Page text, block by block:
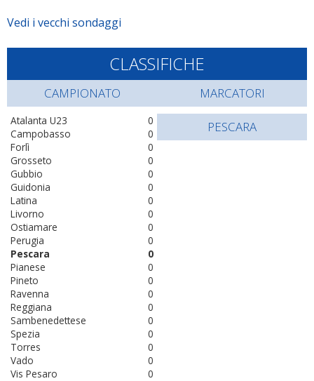
Vedi i vecchi sondaggi
CLASSIFICHE
CAMPIONATO
0
Atalanta U23
0
Campobasso
0
Forlì
0
Grosseto
0
Gubbio
0
Guidonia
0
Latina
0
Livorno
0
Ostiamare
0
Perugia
0
Pescara
0
Pianese
0
Pineto
0
Ravenna
0
Reggiana
0
Sambenedettese
0
Spezia
0
Torres
0
Vado
0
Vis Pesaro
MARCATORI
PESCARA